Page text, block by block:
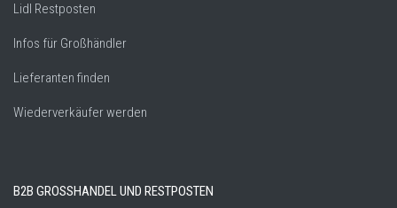
Lidl Restposten
Infos für Großhändler
Lieferanten finden
Wiederverkäufer werden
B2B GROSSHANDEL UND RESTPOSTEN